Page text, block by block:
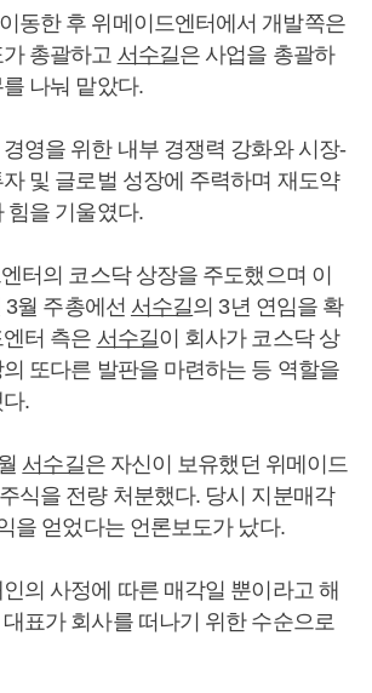
동한 후 위메이드엔터에서 개발쪽은
총괄하고 서수길은 사업을 총괄하
나눠 맡았다.
영을 위한 내부 경쟁력 강화와 시장-
및 글로벌 성장에 주력하며 재도약
힘을 기울였다.
터의 코스닥 상장을 주도했으며 이
월 주총에선 서수길의 3년 연임을 확
터 측은 서수길이 회사가 코스닥 상
또다른 발판을 마련하는 등 역할을
.
서수길은 자신이 보유했던 위메이드
식을 전량 처분했다. 당시 지분매각
을 얻었다는 언론보도가 났다.
인의 사정에 따른 매각일 뿐이라고 해
표가 회사를 떠나기 위한 수순으로